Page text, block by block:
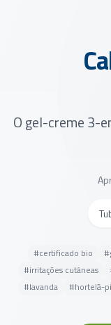
O gel-creme 3-
#certificado bio #
#irritações cutâneas
#lavanda #hortelã-